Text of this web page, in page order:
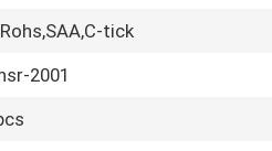
tick
2001